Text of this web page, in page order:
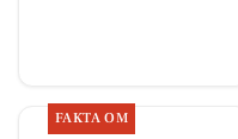
FAKTA OM